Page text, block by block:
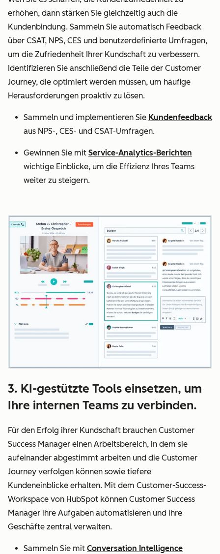
erhöhen, dann stärken Sie gleichzeitig auch die
Kundenbindung. Sammeln Sie automatisch Feedback
über CSAT, NPS, CES und benutzerdefinierte Umfragen,
um die Zufriedenheit Ihrer Kundschaft zu verbessern.
Identifizieren Sie anschließend die Teile der Customer
Journey, die optimiert werden müssen, um häufige
Herausforderungen proaktiv zu lösen.
Sammeln und implementieren Sie Kundenfeedback
aus NPS-, CES- und CSAT-Umfragen.
Gewinnen Sie mit Service-Analytics-Berichten
wichtige Einblicke, um die Effizienz Ihres Teams
weiter zu steigern.
3. KI-gestützte Tools einsetzen, um
Ihre internen Teams zu verbinden.
Für den Erfolg ihrer Kundschaft brauchen Customer
Success Manager einen Arbeitsbereich, in dem sie
aufeinander abgestimmt arbeiten und die Customer
Journey verfolgen können sowie tiefere
Kundeneinblicke erhalten. Mit dem Customer-Success-
Workspace von HubSpot können Customer Success
Manager ihre Aufgaben automatisieren und ihre
Geschäfte zentral verwalten.
Sammeln Sie mit Conversation Intelligence